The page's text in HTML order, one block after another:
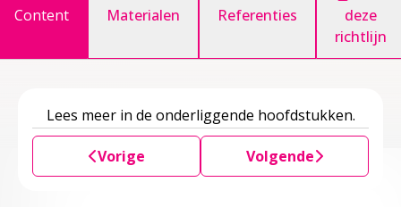
Content Materialen Referenties
deze
richtlijn
Lees meer in de onderliggende hoofdstukken.
Vorige Volgende